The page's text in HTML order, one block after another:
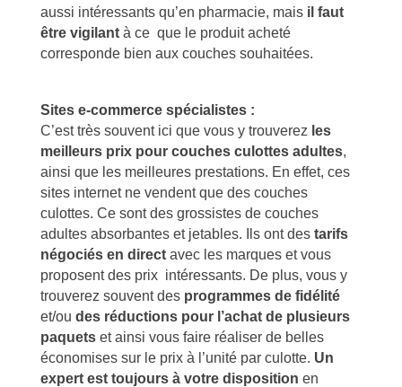
aussi intéressants qu’en pharmacie, mais il faut
être vigilant à ce que le produit acheté
corresponde bien aux couches souhaitées.
Sites e-commerce spécialistes :
C’est très souvent ici que vous y trouverez les
meilleurs prix pour couches culottes adultes,
ainsi que les meilleures prestations. En effet, ces
sites internet ne vendent que des couches
culottes. Ce sont des grossistes de couches
adultes absorbantes et jetables. Ils ont des tarifs
négociés en direct avec les marques et vous
proposent des prix intéressants. De plus, vous y
trouverez souvent des programmes de fidélité
et/ou des réductions pour l’achat de plusieurs
paquets et ainsi vous faire réaliser de belles
économises sur le prix à l’unité par culotte. Un
expert est toujours à votre disposition en